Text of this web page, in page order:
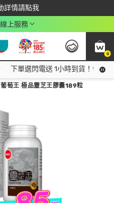
詳情請點我
高回饋$350
上服務
0
下單選閃電送 1小時到貨！領神
葡萄王 極品靈芝王膠囊189粒